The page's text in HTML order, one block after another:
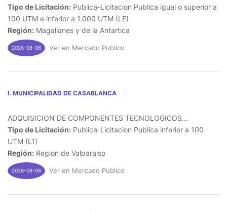
Tipo de Licitación: Publica-Licitacion Publica igual o superior a
100 UTM e inferior a 1.000 UTM (LE)
Región: Magallanes y de la Antartica
2026-08-06 Ver en Mercado Publico
I. MUNICIPALIDAD DE CASABLANCA
ADQUISICION DE COMPONENTES TECNOLOGICOS...
Tipo de Licitación: Publica-Licitacion Publica inferior a 100
UTM (L1)
Región: Region de Valparaiso
2026-08-06 Ver en Mercado Publico